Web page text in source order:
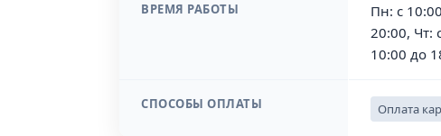
ВРЕМЯ РАБОТЫ
Пн: с
20:00, Чт:
10:00 до
СПОСОБЫ ОПЛАТЫ Оплата